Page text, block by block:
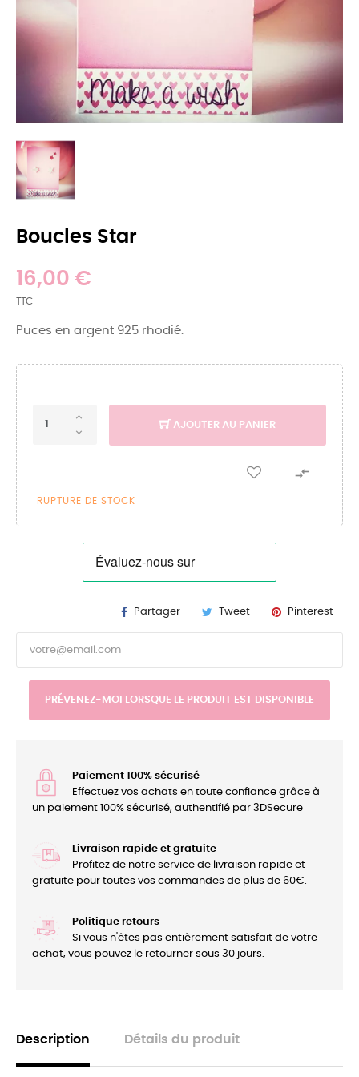
Boucles Star
16,00 €
TTC
Puces en argent 925 rhodié.
AJOUTER AU PANIER

RUPTURE DE STOCK
Partager Tweet Pinterest
PRÉVENEZ-MOI LORSQUE LE PRODUIT EST DISPONIBLE
Paiement 100% sécurisé
Effectuez vos achats en toute confiance grâce à
un paiement 100% sécurisé, authentifié par 3DSecure
Livraison rapide et gratuite
Profitez de notre service de livraison rapide et
gratuite pour toutes vos commandes de plus de 60€.
Politique retours
Si vous n'êtes pas entièrement satisfait de votre
achat, vous pouvez le retourner sous 30 jours.
Description Détails du produit